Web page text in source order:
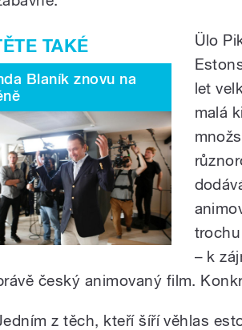
Blaník znovu na
Ülo
let
malá
– k
český animovaný film.
z těch, kteří šíří věhlas